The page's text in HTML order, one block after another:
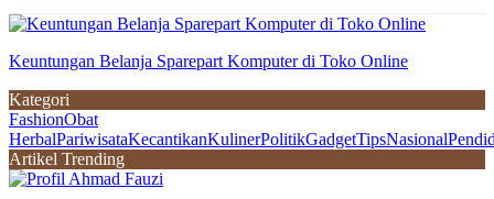
Keuntungan Belanja Sparepart Komputer di Toko Online
Kategori
FashionObat
HerbalPariwisataKecantikanKulinerPolitikGadgetTipsNasional
Artikel Trending